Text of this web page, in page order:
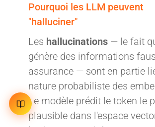
Pourquoi les LLM peuvent
"halluciner"
Les hallucinations— le fait
génère des informations
assurance — sont en partie
nature probabiliste des
Le modèle prédit le token le
plausible dans l'espace